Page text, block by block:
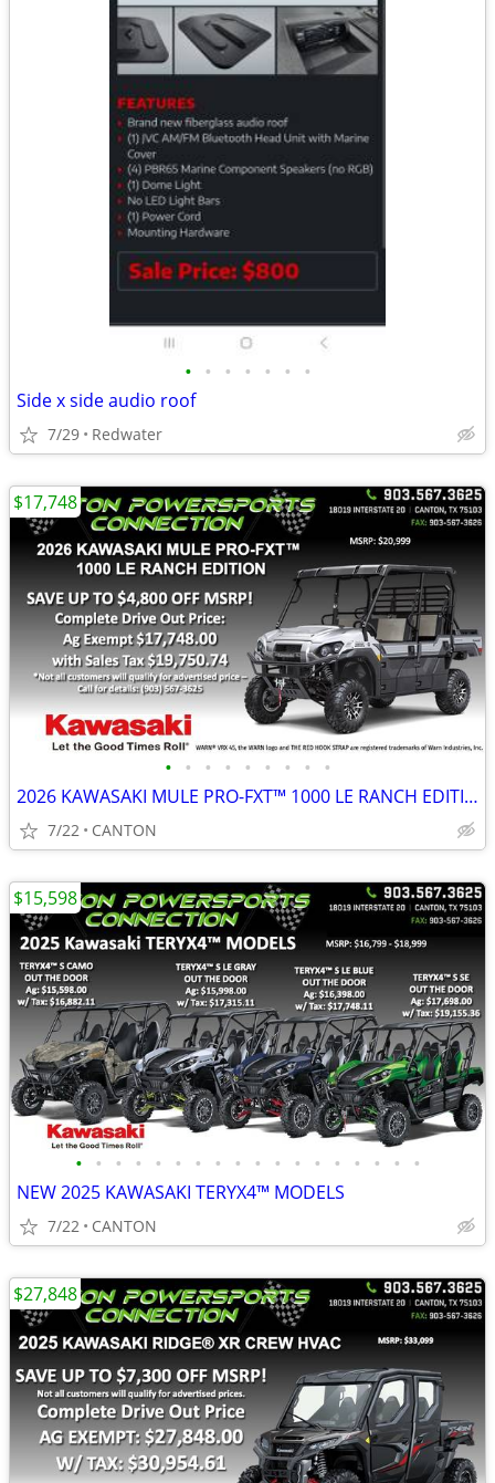
• • • • • • •
Side x side audio roof
7/29 Redwater
• • • • • • • • •
2026 KAWASAKI MULE PRO-FXT™ 1000 LE RANCH EDITION
7/22 CANTON
$17,748
• • • • • • • • • • • • • • • • • •
NEW 2025 KAWASAKI TERYX4™ MODELS
7/22 CANTON
$15,598
$27,848